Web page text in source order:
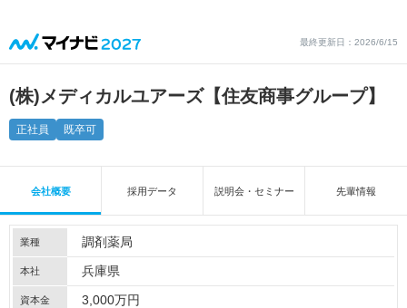
最終更新日：2026/6/15
(株)メディカルユアーズ【住友商事グループ】
正社員 既卒可
会社概要 採用データ 説明会・セミナー 先輩情報
業種 調剤薬局
本社 兵庫県
資本金 3,000万円